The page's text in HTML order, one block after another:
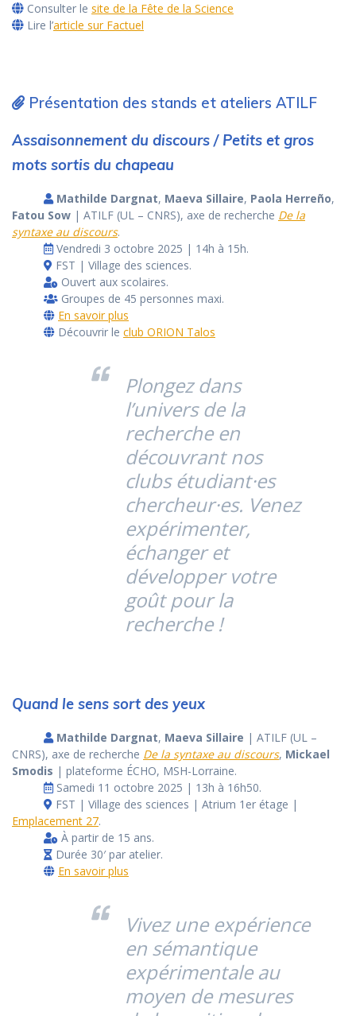
Consulter le site de la Fête de la Science
Lire l’article sur Factuel
Présentation des stands et ateliers ATILF
Assaisonnement du discours / Petits et gros
mots sortis du chapeau
Mathilde Dargnat, Maeva Sillaire, Paola Herreño,
Fatou Sow | ATILF (UL – CNRS), axe de recherche De la
syntaxe au discours.
Vendredi 3 octobre 2025 | 14h à 15h.
FST | Village des sciences.
Ouvert aux scolaires.
Groupes de 45 personnes maxi.
En savoir plus
Découvrir le club ORION Talos
Plongez dans
l’univers de la
recherche en
découvrant nos
clubs étudiant·es
chercheur·es. Venez
expérimenter,
échanger et
développer votre
goût pour la
recherche !
Quand le sens sort des yeux
Mathilde Dargnat, Maeva Sillaire | ATILF (UL –
CNRS), axe de recherche De la syntaxe au discours, Mickael
Smodis | plateforme ÉCHO, MSH-Lorraine.
Samedi 11 octobre 2025 | 13h à 16h50.
FST | Village des sciences | Atrium 1er étage |
Emplacement 27.
À partir de 15 ans.
Durée 30′ par atelier.
En savoir plus
Vivez une expérience
en sémantique
expérimentale au
moyen de mesures